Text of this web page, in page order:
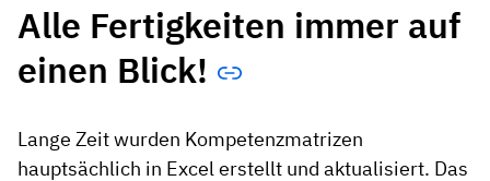
Alle Fertigkeiten immer auf
einen Blick!
Lange Zeit wurden Kompetenzmatrizen
hauptsächlich in Excel erstellt und aktualisiert. Das